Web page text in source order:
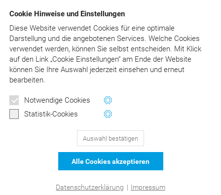
Cookie Hinweise und Einstellungen
Diese Website verwendet Cookies für eine optimale
Darstellung und die angebotenen Services. Welche Cookies
verwendet werden, können Sie selbst entscheiden. Mit Klick
aufden Link „Cookie Einstellungen“ am Ende der Website
können Sie Ihre Auswahl jederzeit einsehen und erneut
bearbeiten.
Notwendige Cookies
Statistik-Cookies
Auswahl bestätigen
Alle Cookies akzeptieren
Datenschutzerklärung | Impressum
Ausführung seiner Dienstleistungen mit der
ausdrücklichen Zustimmung des Kunden vor Ende
der Widerrufsfrist begonnen hat oder der Kunde
diese selbst veranlasst hat. Das ist insbesondere
der Fall, wenn der Kunde sich mit seinen
Zugangsdaten Zugang zu der Online-Version einer
Zeitschrift oder eines Kommentars oder der Online-
DER Kommentar zu BEMA und
129Bewertungen auf ProvenExpert.com
Newsletter
Wertvolle Tipps und Hinweise
Jetzt anmelden